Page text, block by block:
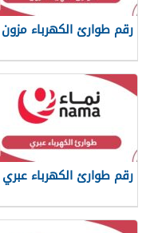
رقم طوارئ الكهرباء مزون
رقم طوارئ الكهرباء عبري